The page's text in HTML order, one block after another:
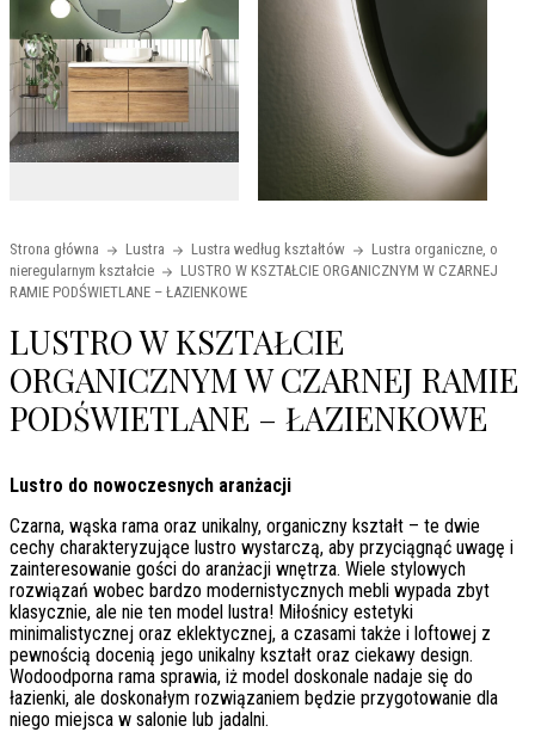
Strona główna Lustra Lustra według kształtów
Lustra organiczne, o
nieregularnym kształcie
LUSTRO W KSZTAŁCIE ORGANICZNYM W CZARNEJ
RAMIE PODŚWIETLANE – ŁAZIENKOWE
LUSTRO W KSZTAŁCIE
ORGANICZNYM W CZARNEJ RAMIE
PODŚWIETLANE – ŁAZIENKOWE
Lustro do nowoczesnych aranżacji
Czarna, wąska rama oraz unikalny, organiczny kształt – te dwie
cechy charakteryzujące lustro wystarczą, aby przyciągnąć uwagę i
zainteresowanie gości do aranżacji wnętrza. Wiele stylowych
rozwiązań wobec bardzo modernistycznych mebli wypada zbyt
klasycznie, ale nie ten model lustra! Miłośnicy estetyki
minimalistycznej oraz eklektycznej, a czasami także i loftowej z
pewnością docenią jego unikalny kształt oraz ciekawy design.
Wodoodporna rama sprawia, iż model doskonale nadaje się do
łazienki, ale doskonałym rozwiązaniem będzie przygotowanie dla
niego miejsca w salonie lub jadalni.